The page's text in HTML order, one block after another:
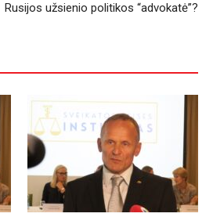
Rusijos užsienio politikos “advokatė”?